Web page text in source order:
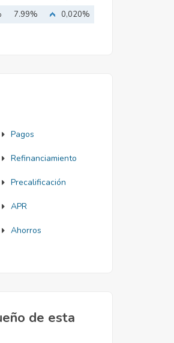
7.99% 0,020%
Pagos
Refinanciamiento
Precalificación
APR
Ahorros
de esta